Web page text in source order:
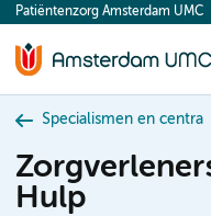
content
Patiëntenzorg Amsterdam UMC
Specialismen en centra
Hulp